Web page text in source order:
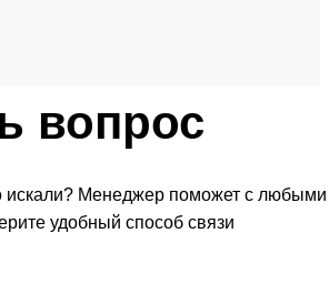
вопрос
искали? Менеджер поможет с любыми
удобный способ связи